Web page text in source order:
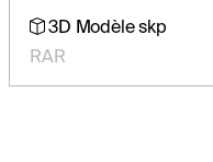
3D Modèle skp
RAR